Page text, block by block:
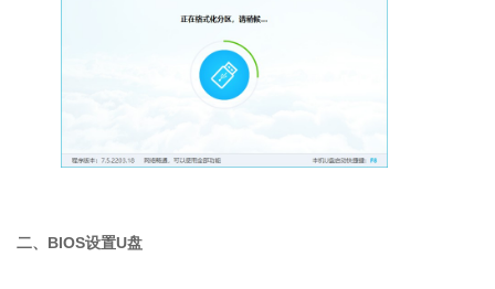
二、 BIOS设置U盘